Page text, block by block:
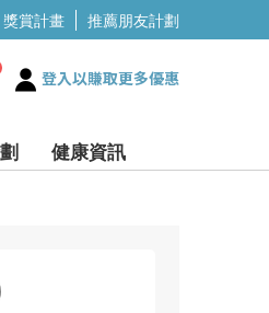
獎賞計畫 推薦朋友計劃
登入以賺取更多優惠
健康資訊